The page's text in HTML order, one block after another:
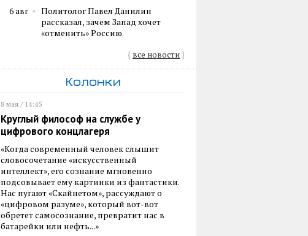
6 авг
Политолог Павел Данилин
рассказал, зачем Запад хочет
«отменить» Россию
{ все новости}
Колонки
8 мая / 14:45
Круглый философ на службе у
цифрового концлагеря
«Когда современный человек слышит
словосочетание «искусственный
интеллект», его сознание мгновенно
подсовывает ему картинки из фантастики.
Нас пугают «Скайнетом», рассуждают о
«цифровом разуме», который вот-вот
обретет самосознание, превратит нас в
батарейки или нефть...»